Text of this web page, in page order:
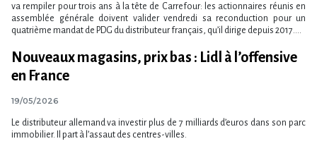
va rempiler pour trois ans à la tête de Carrefour: les actionnaires réunis en
assemblée générale doivent valider vendredi sa reconduction pour un
quatrième mandat de PDG du distributeur français, qu​‌’il dirige depuis 2017....
Nouveaux magasins, prix bas : Lidl à l’offensive
en France
19/05/2026
Le distributeur allemand va investir plus de 7 milliards d’euros dans son parc
immobilier. Il part à l’assaut des centres-villes.